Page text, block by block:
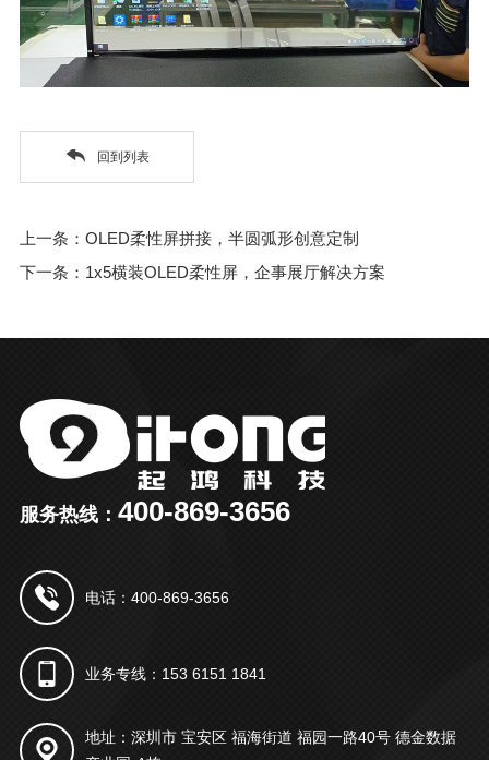
回到列表
上一条：OLED柔性屏拼接，半圆弧形创意定制
下一条：1x5横装OLED柔性屏，企事展厅解决方案
服务热线： 400-869-3656
电话：400-869-3656
业务专线：153 6151 1841
地址：深圳市 宝安区 福海街道 福园一路40号 德金数据